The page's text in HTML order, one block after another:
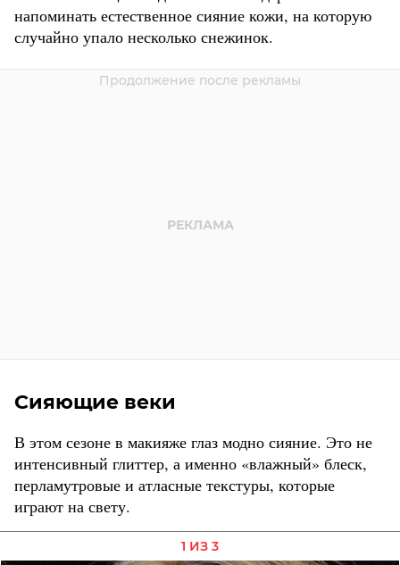
напоминать естественное сияние кожи, на которую
случайно упало несколько снежинок.
Сияющие веки
В этом сезоне в макияже глаз модно сияние. Это не
интенсивный глиттер, а именно «влажный» блеск,
перламутровые и атласные текстуры, которые
играют на свету.
1 ИЗ 3